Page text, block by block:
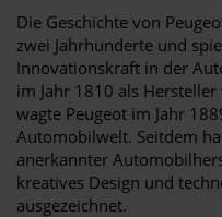
Die Geschichte von
zwei Jahrhunderte und
Innovationskraft in der
im Jahr 1810 als
wagte Peugeot im Jahr
Automobilwelt. Seitdem
anerkannter
kreatives Design und
ausgezeichnet.